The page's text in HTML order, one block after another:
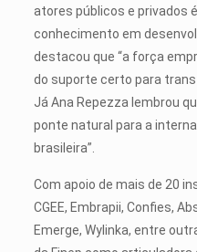
atores públicos e privados
conhecimento em
destacou que “a força
do suporte certo para
Já Ana Repezza lembrou
ponte natural para a
brasileira”.
Com apoio de mais de 20
CGEE, Embrapii, Confies,
Emerge, Wylinka, entre